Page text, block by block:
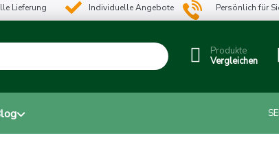
Lieferung Individuelle Angebote Persönlich für
Produkte
Vergleichen